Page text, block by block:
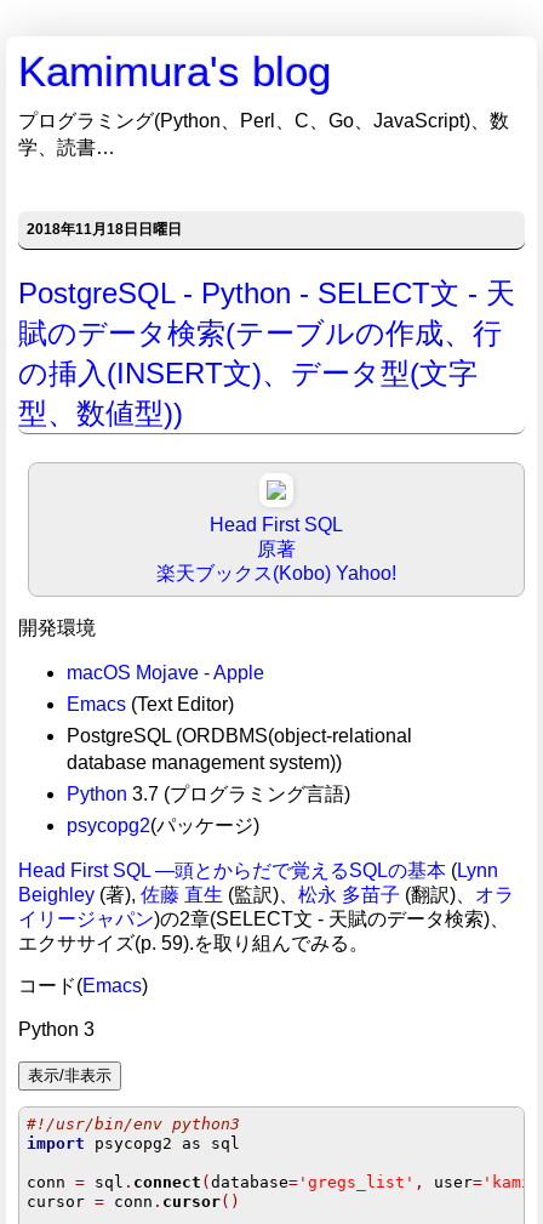
Kamimura's blog
プログラミング(Python、Perl、C、Go、JavaScript)、数
学、読書…
2018年11月18日日曜日
PostgreSQL - Python - SELECT文 - 天
賦のデータ検索(テーブルの作成、行
の挿入(INSERT文)、データ型(文字
型、数値型))
Head First SQL
原著
楽天ブックス(Kobo) Yahoo!
開発環境
macOS Mojave - Apple
Emacs(Text Editor)
PostgreSQL (ORDBMS(object-relational
database management system))
Python 3.7 (プログラミング言語)
psycopg2(パッケージ)
Head First SQL ―頭とからだで覚えるSQLの基本 (Lynn
Beighley (著), 佐藤 直生 (監訳)、 松永 多苗子 (翻訳)、 オラ
イリージャパン)の2章(SELECT文 - 天賦のデータ検索)、
エクササイズ(p. 59).を取り組んでみる。
コード(Emacs)
Python 3
#!/usr/bin/env python3
import psycopg2 as sql
conn = sql . connect (database= 'gregs_list' , user=
cursor = conn . cursor()